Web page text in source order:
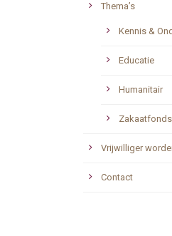
Thema’s
Kennis &
Educatie
Humanitair
Zakaatfonds
Vrijwilliger
Contact